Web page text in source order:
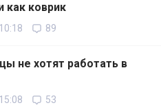
как коврик
89
не хотят работать в
53